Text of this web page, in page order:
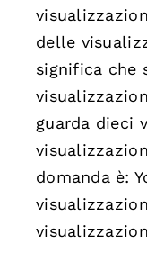
delle
significa che
guarda dieci
domanda è: